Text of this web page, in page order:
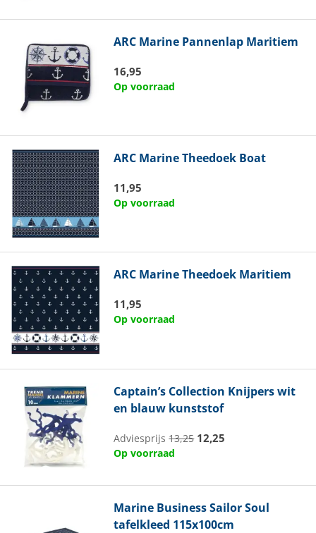
ARC Marine Pannenlap Maritiem
16,95
Op voorraad
ARC MarineTheedoek Boat
11,95
Op voorraad
ARC MarineTheedoek Maritiem
11,95
Op voorraad
Captain’s Collection Knijpers wit
en blauw kunststof
Adviesprijs13,25 12,25
Op voorraad
Marine BusinessSailor Soul
tafelkleed 115x100cm